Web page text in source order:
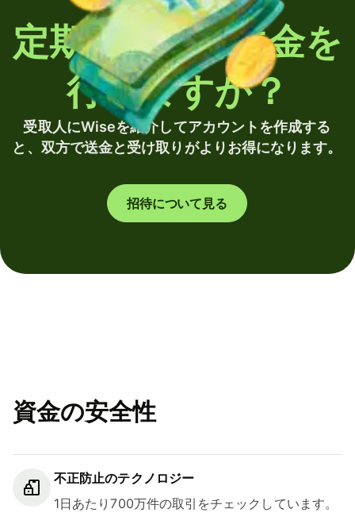
定期的に海外送金を
行いますか？
受取人にWiseを紹介してアカウントを作成する
と、双方で送金と受け取りがよりお得になります。
招待について見る
資金の安全性
不正防止のテクノロジー
1日あたり700万件の取引をチェックしています。